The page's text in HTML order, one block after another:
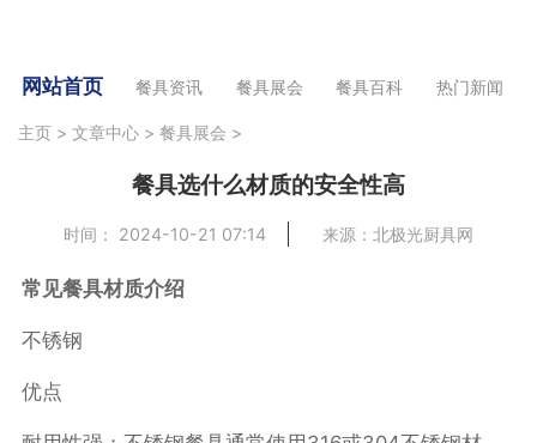
网站首页 餐具资讯 餐具展会 餐具百科 热门新闻
主页 > 文章中心 > 餐具展会 >
餐具选什么材质的安全性高
时间： 2024-10-21 07:14 来源：北极光厨具网
常见餐具材质介绍
不锈钢
优点